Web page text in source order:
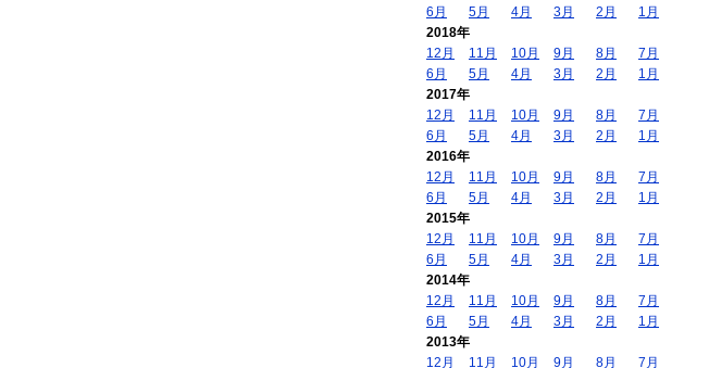
6月
5月 4月 3月 2月
1月
2018年
12月
11月 10月 9月 8月
7月
6月
5月 4月 3月 2月
1月
2017年
12月
11月 10月 9月 8月
7月
6月
5月 4月 3月 2月
1月
2016年
12月
11月 10月 9月 8月
7月
6月
5月 4月 3月 2月
1月
2015年
12月
11月 10月 9月 8月
7月
6月
5月 4月 3月 2月
1月
2014年
12月
11月 10月 9月 8月
7月
6月
5月 4月 3月 2月
1月
2013年
12月
11月 10月 9月 8月 7月